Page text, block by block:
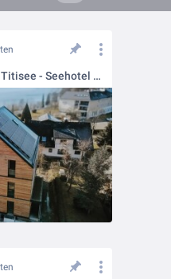
Moderne Badkultur am Titisee - Seehotel Wiesler setzt in den neuen Inara Suites auf Geberit